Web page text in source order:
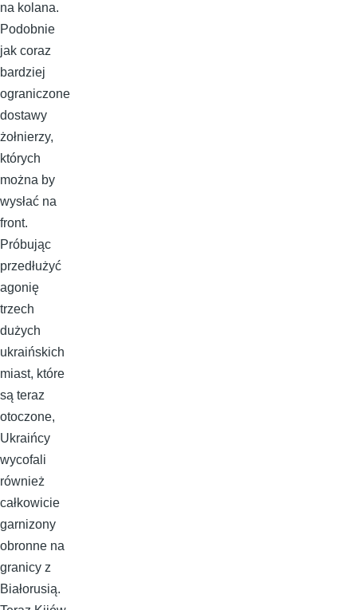
na kolana.
Podobnie
jak coraz
bardziej
ograniczone
dostawy
żołnierzy,
których
można by
wysłać na
front.
Próbując
przedłużyć
agonię
trzech
dużych
ukraińskich
miast, które
są teraz
otoczone,
Ukraińcy
wycofali
również
całkowicie
garnizony
obronne na
granicy z
Białorusią.